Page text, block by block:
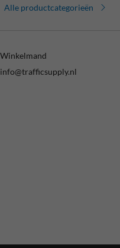
Alle productcategorieën
Winkelmand
info@trafficsupply.nl